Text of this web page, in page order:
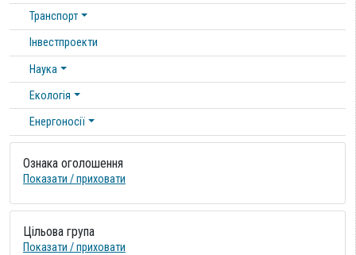
Транспорт
Інвестпроекти
Наука
Екологія
Енергоносії
Ознака оголошення
Показати / приховати
Цільова група
Показати / приховати